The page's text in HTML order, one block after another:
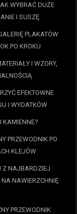
WYBRAĆ DUŻE
I SUSZĘ
PLAKATÓW
PO KROKU
I WZORY,
EFEKTOWNE
I WYDATKÓW
KAMIENNE?
PRZEWODNIK PO
KLEJÓW
Z NAJBARDZIEJ
NA NAWIERZCHNIĘ
PRZEWODNIK